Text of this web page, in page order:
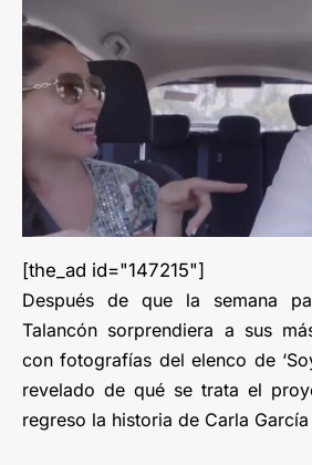
[the_ad id="147215"]
Después de que la semana
Talancón sorprendiera a sus
con fotografías del elenco de
revelado de qué se trata el
regreso la historia de Carla